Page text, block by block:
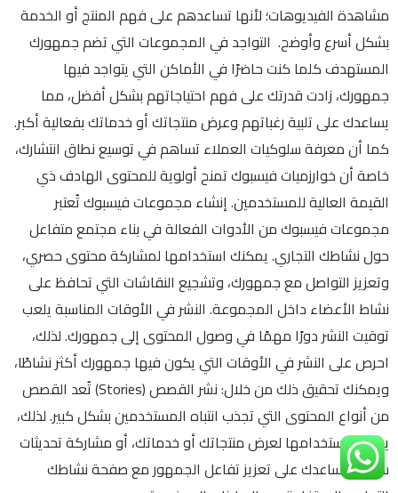
مشاهدة الفيديوهات؛ لأنها تساعدهم على فهم المنتج أو الخدمة
بشكل أسرع وأوضح. التواجد في المجموعات التي تضم جمهورك
المستهدف كلما كنت حاضرًا في الأماكن التي يتواجد فيها
جمهورك، زادت قدرتك على فهم احتياجاتهم بشكل أفضل، مما
يساعدك على تلبية رغباتهم وعرض منتجاتك أو خدماتك بفعالية أكبر.
كما أن معرفة سلوكيات العملاء تساهم في توسيع نطاق انتشارك،
خاصة أن خوارزميات فيسبوك تمنح أولوية للمحتوى الهادف ذي
القيمة العالية للمستخدمين. إنشاء مجموعات فيسبوك تُعتبر
مجموعات فيسبوك من الأدوات الفعالة في بناء مجتمع متفاعل
حول نشاطك التجاري. يمكنك استخدامها لمشاركة محتوى حصري،
وتعزيز التواصل مع جمهورك، وتشجيع النقاشات التي تحافظ على
نشاط الأعضاء داخل المجموعة. النشر في الأوقات المناسبة يلعب
توقيت النشر دورًا مهمًا في وصول المحتوى إلى جمهورك. لذلك،
احرص على النشر في الأوقات التي يكون فيها جمهورك أكثر نشاطًا،
ويمكنك تحقيق ذلك من خلال: نشر القصص (Stories) تُعد القصص
من أنواع المحتوى التي تجذب انتباه المستخدمين بشكل كبير. لذلك،
يمكنك استخدامها لعرض منتجاتك أو خدماتك، أو مشاركة تحديثات
سريعة تساعدك على تعزيز تفاعل الجمهور مع صفحة نشاطك